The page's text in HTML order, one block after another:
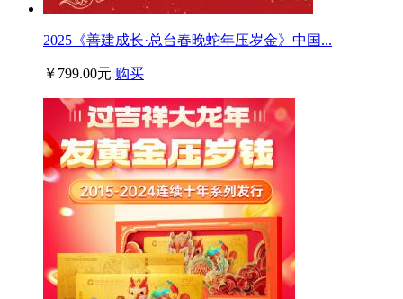
2025《善建成长·总台春晚蛇年压岁金》中国...
￥799.00元 购买